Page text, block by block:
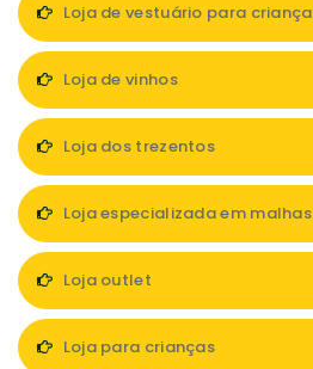
Loja de vestuário para criança
Loja de vinhos
Loja dos trezentos
Loja especializada em malhas
Loja outlet
Loja para crianças